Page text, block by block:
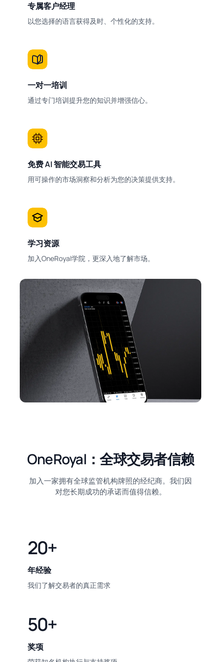
专属客户经理
以您选择的语言获得及时、个性化的支持。
一对一培训
通过专门培训提升您的知识并增强信心。
免费 AI 智能交易工具
用可操作的市场洞察和分析为您的决策提供支持。
学习资源
加入OneRoyal学院，更深入地了解市场。
OneRoyal：全球交易者信赖
加入一家拥有全球监管机构牌照的经纪商。我们因
对您长期成功的承诺而值得信赖。
20+
年经验
我们了解交易者的真正需求
50+
奖项